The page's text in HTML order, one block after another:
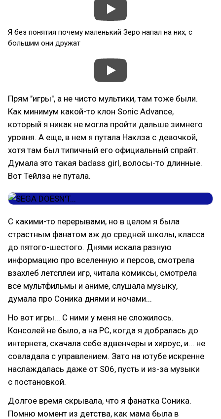
Я без понятия почему маленький Зеро напал на них, с
большим они дружат
Прям "игры", а не чисто мультики, там тоже были.
Как минимум какой-то клон Sonic Advance,
который я никак не могла пройти дальше зимнего
уровня. А еще, в нем я путала Наклза с девочкой,
хотя там был типичный его официальный спрайт.
Думала это такая badass girl, волосы-то длинные.
Вот Тейлза не путала.
С какими-то перерывами, но в целом я была
страстным фанатом аж до средней школы, класса
до пятого-шестого. Днями искала разную
информацию про вселенную и персов, смотрела
взахлеб летсплеи игр, читала комиксы, смотрела
все мультфильмы и аниме, слушала музыку,
думала про Соника днями и ночами...
Но вот игры... С ними у меня не сложилось.
Консолей не было, а на PC, когда я добралась до
интернета, скачала себе адвенчеры и хироус, и... не
совладала с управлением. Зато на ютубе искренне
наслаждалась даже от S06, пусть и из-за музыки
с постановкой.
Долгое время скрывала, что я фанатка Соника.
Помню момент из детства, как мама была в